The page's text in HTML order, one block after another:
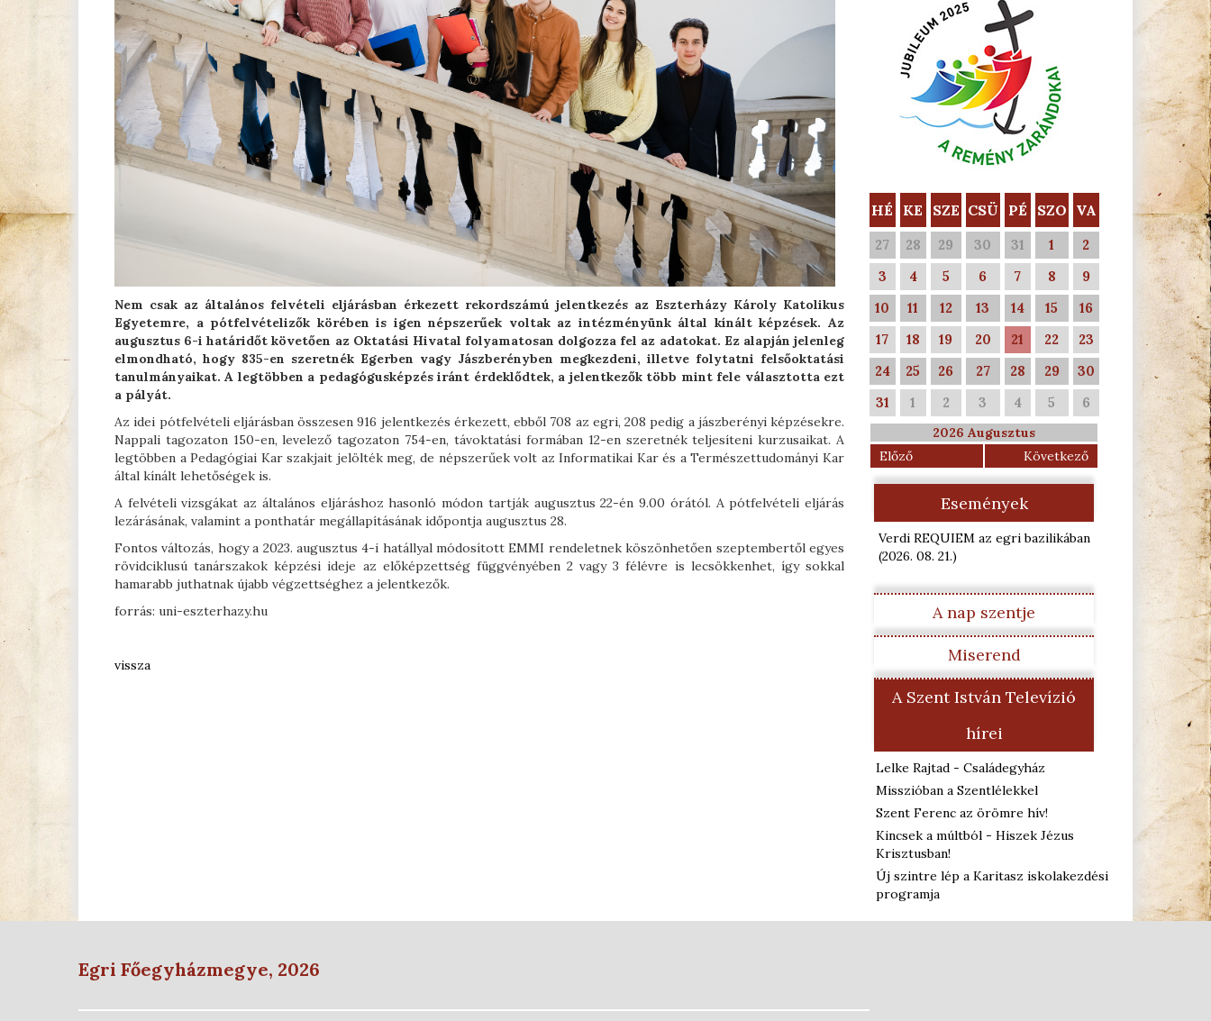
Nem csak az általános felvételi eljárásban érkezett rekordszámú jelentkezés az Eszterházy Károly Katolikus
Egyetemre, a pótfelvételizők körében is igen népszerűek voltak az intézményünk által kínált képzések. Az
augusztus 6-i határidőt követően az Oktatási Hivatal folyamatosan dolgozza fel az adatokat. Ez alapján jelenleg
elmondható, hogy 835-en szeretnék Egerben vagy Jászberényben megkezdeni, illetve folytatni felsőoktatási
tanulmányaikat. A legtöbben a pedagógusképzés iránt érdeklődtek, a jelentkezők több mint fele választotta ezt
a pályát.
Az idei pótfelvételi eljárásban összesen 916 jelentkezés érkezett, ebből 708 az egri, 208 pedig a jászberényi képzésekre.
Nappali tagozaton 150-en, levelező tagozaton 754-en, távoktatási formában 12-en szeretnék teljesíteni kurzusaikat. A
legtöbben a Pedagógiai Kar szakjait jelölték meg, de népszerűek volt az Informatikai Kar és a Természettudományi Kar
által kínált lehetőségek is.
A felvételi vizsgákat az általános eljáráshoz hasonló módon tartják augusztus 22-én 9.00 órától. A pótfelvételi eljárás
lezárásának, valamint a ponthatár megállapításának időpontja augusztus 28.
Fontos változás, hogy a 2023. augusztus 4-i hatállyal módosított EMMI rendeletnek köszönhetően szeptembertől egyes
rövidciklusú tanárszakok képzési ideje az előképzettség függvényében 2 vagy 3 félévre is lecsökkenhet, így sokkal
hamarabb juthatnak újabb végzettséghez a jelentkezők.
forrás: uni-eszterhazy.hu
vissza
HÉ KE SZE CSÜ PÉ SZO VA
27 28 29 30 31 1
2
3
4 5 6 7 8
9
10
11 12 13 14 15
16
17
18 19 20 21 22
23
24
25 26 27 28 29
30
31
1 2 3 4 5 6
2026 Augusztus
Előző
Következő
Események
Verdi REQUIEM az egri bazilikában
(2026. 08. 21.)
A nap szentje
Miserend
A Szent István Televízió
hírei
Lelke Rajtad - Családegyház
Misszióban a Szentlélekkel
Szent Ferenc az örömre hív!
Kincsek a múltból - Hiszek Jézus
Krisztusban!
Új szintre lép a Karitasz iskolakezdési
programja
Egri Főegyházmegye, 2026